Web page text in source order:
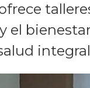
el